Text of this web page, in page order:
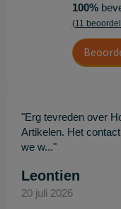
100%
(11
"Erg tevreden over
Artikelen. Het
we w..."
Leontien
20 juli 2026